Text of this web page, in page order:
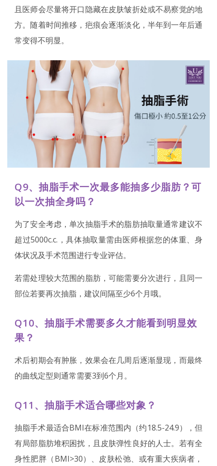
且医师会尽量将开口隐藏在皮肤皱折处或不易察觉的地
方。随着时间推移，疤痕会逐渐淡化，半年到一年后通
常变得不明显。
Q9、抽脂手术一次最多能抽多少脂肪？可
以一次抽全身吗？
为了安全考虑，单次抽脂手术的脂肪抽取量通常建议不
超过5000c.c.，具体抽取量需由医师根据您的体重、身
体状况及手术范围进行专业评估。
若需处理较大范围的脂肪，可能需要分次进行，且同一
部位若要再次抽脂，建议间隔至少6个月哦。
Q10、抽脂手术需要多久才能看到明显效
果？
术后初期会有肿胀，效果会在几周后逐渐显现，而最终
的曲线定型则通常需要3到6个月。
Q11、抽脂手术适合哪些对象？
抽脂手术最适合BMI在标准范围内（约18.5-24.9），但
有局部脂肪堆积困扰，且皮肤弹性良好的人士。若有全
身性肥胖（BMI>30）、皮肤松弛、或有重大疾病者，